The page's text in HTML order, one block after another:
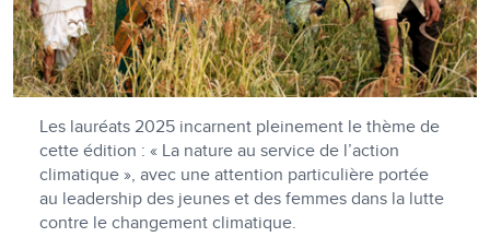
Les lauréats 2025 incarnent pleinement le thème de
cette édition : « La nature au service de l’action
climatique », avec une attention particulière portée
au leadership des jeunes et des femmes dans la lutte
contre le changement climatique.